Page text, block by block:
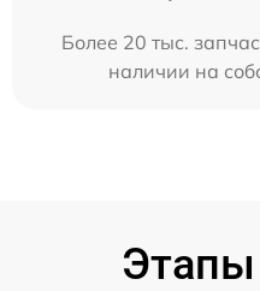
Более 20 тыс.
наличии на